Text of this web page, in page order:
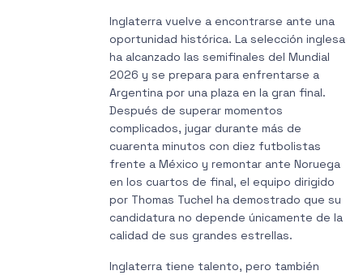
Inglaterra vuelve a encontrarse ante una
oportunidad histórica. La selección inglesa
ha alcanzado las semifinales del Mundial
2026 y se prepara para enfrentarse a
Argentina por una plaza en la gran final.
Después de superar momentos
complicados, jugar durante más de
cuarenta minutos con diez futbolistas
frente a México y remontar ante Noruega
en los cuartos de final, el equipo dirigido
por Thomas Tuchel ha demostrado que su
candidatura no depende únicamente de la
calidad de sus grandes estrellas.
Inglaterra tiene talento, pero también